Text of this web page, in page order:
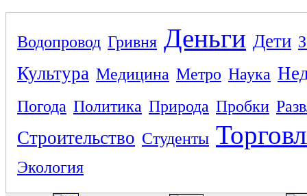
Водопровод Гривня Деньги Дети
Культура Медицина Метро Наука
Погода Политика Природа Пробки
Строительство Студенты
Экология